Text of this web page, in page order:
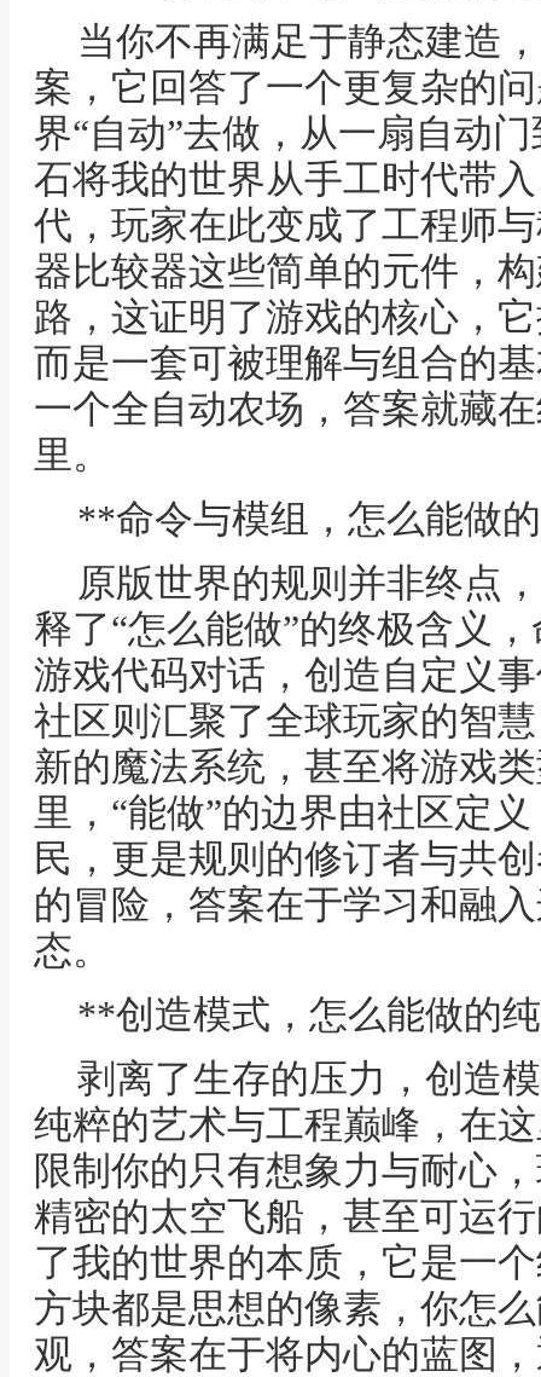
当你不再满足于静态建造
案，它回答了一个更复杂的
界“自动”去做，从一扇自动
石将我的世界从手工时代带
代，玩家在此变成了工程师
器比较器这些简单的元件，
路，这证明了游戏的核心，
而是一套可被理解与组合的
一个全自动农场，答案就藏
里。
**命令与模组，怎么能做
原版世界的规则并非终点
释了“怎么能做”的终极含义
游戏代码对话，创造自定义
社区则汇聚了全球玩家的智
新的魔法系统，甚至将游戏
里，“能做”的边界由社区定
民，更是规则的修订者与共
的冒险，答案在于学习和融
态。
**创造模式，怎么能做的
剥离了生存的压力，创造
纯粹的艺术与工程巅峰，在
限制你的只有想象力与耐心
精密的太空飞船，甚至可运
了我的世界的本质，它是一
方块都是思想的像素，你怎
观，答案在于将内心的蓝图